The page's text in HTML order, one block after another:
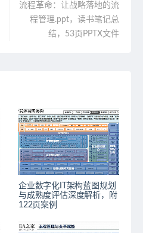
流程革命：让战略落地的流
程管理.ppt，读书笔记总
结，53页PPTX文件
企业数字化IT架构蓝图规划
与成熟度评估深度解析，附
122页案例